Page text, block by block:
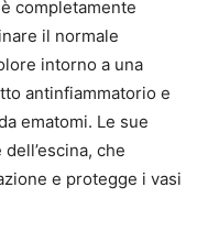
completamente
il normale
intorno a una
antinfiammatorio e
ematomi. Le sue
che
e protegge i vasi